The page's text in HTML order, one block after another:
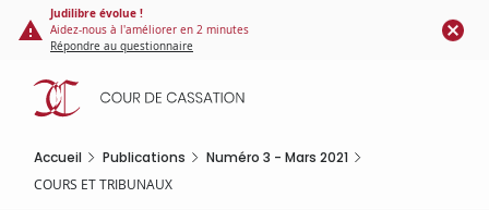
Panneau de gestion des cookies
contenu
principal
Judilibre évolue !
Aidez-nous à l'améliorer en 2 minutes
Répondre au questionnaire
Accueil Publications Numéro 3 - Mars 2021
COURS ET TRIBUNAUX